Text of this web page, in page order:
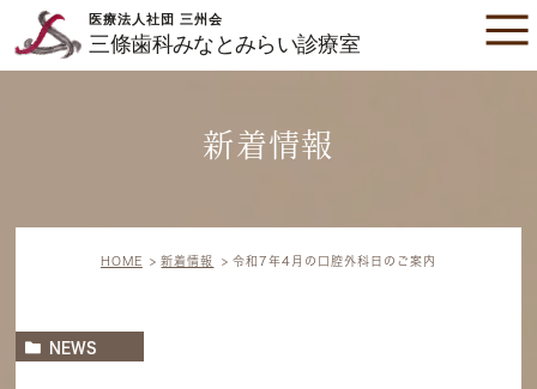
新着情報
HOME 新着情報 令和7年4月の口腔外科日のご案内
NEWS